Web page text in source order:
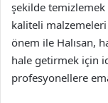
şekilde temizlemek
kaliteli
önem ile Halısan,
hale getirmek için
profesyonellere